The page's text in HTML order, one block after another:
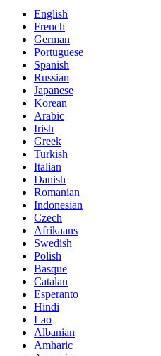
English
French
German
Portuguese
Spanish
Russian
Japanese
Korean
Arabic
Irish
Greek
Turkish
Italian
Danish
Romanian
Indonesian
Czech
Afrikaans
Swedish
Polish
Basque
Catalan
Esperanto
Hindi
Lao
Albanian
Amharic